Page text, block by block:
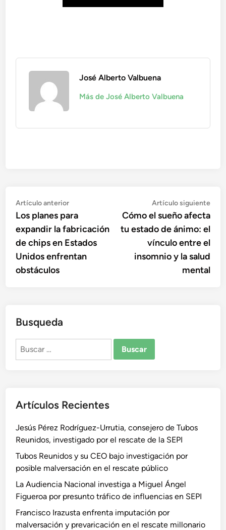
José Alberto Valbuena
Más de José Alberto Valbuena
Navegación
de
entradas
Artículo anteriorArtículo
anterior:
Los planes para
expandir la fabricación
de chips en Estados
Unidos enfrentan
obstáculos
Artículo siguiente
Cómo el sueño afecta
tu estado de ánimo: el
vínculo entre el
insomnio y la salud
mental
Busqueda
Buscar:
Artículos Recientes
Jesús Pérez Rodríguez-Urrutia, consejero de Tubos
Reunidos, investigado por el rescate de la SEPI
Tubos Reunidos y su CEO bajo investigación por
posible malversación en el rescate público
La Audiencia Nacional investiga a Miguel Ángel
Figueroa por presunto tráfico de influencias en SEPI
Francisco Irazusta enfrenta imputación por
malversación y prevaricación en el rescate millonario